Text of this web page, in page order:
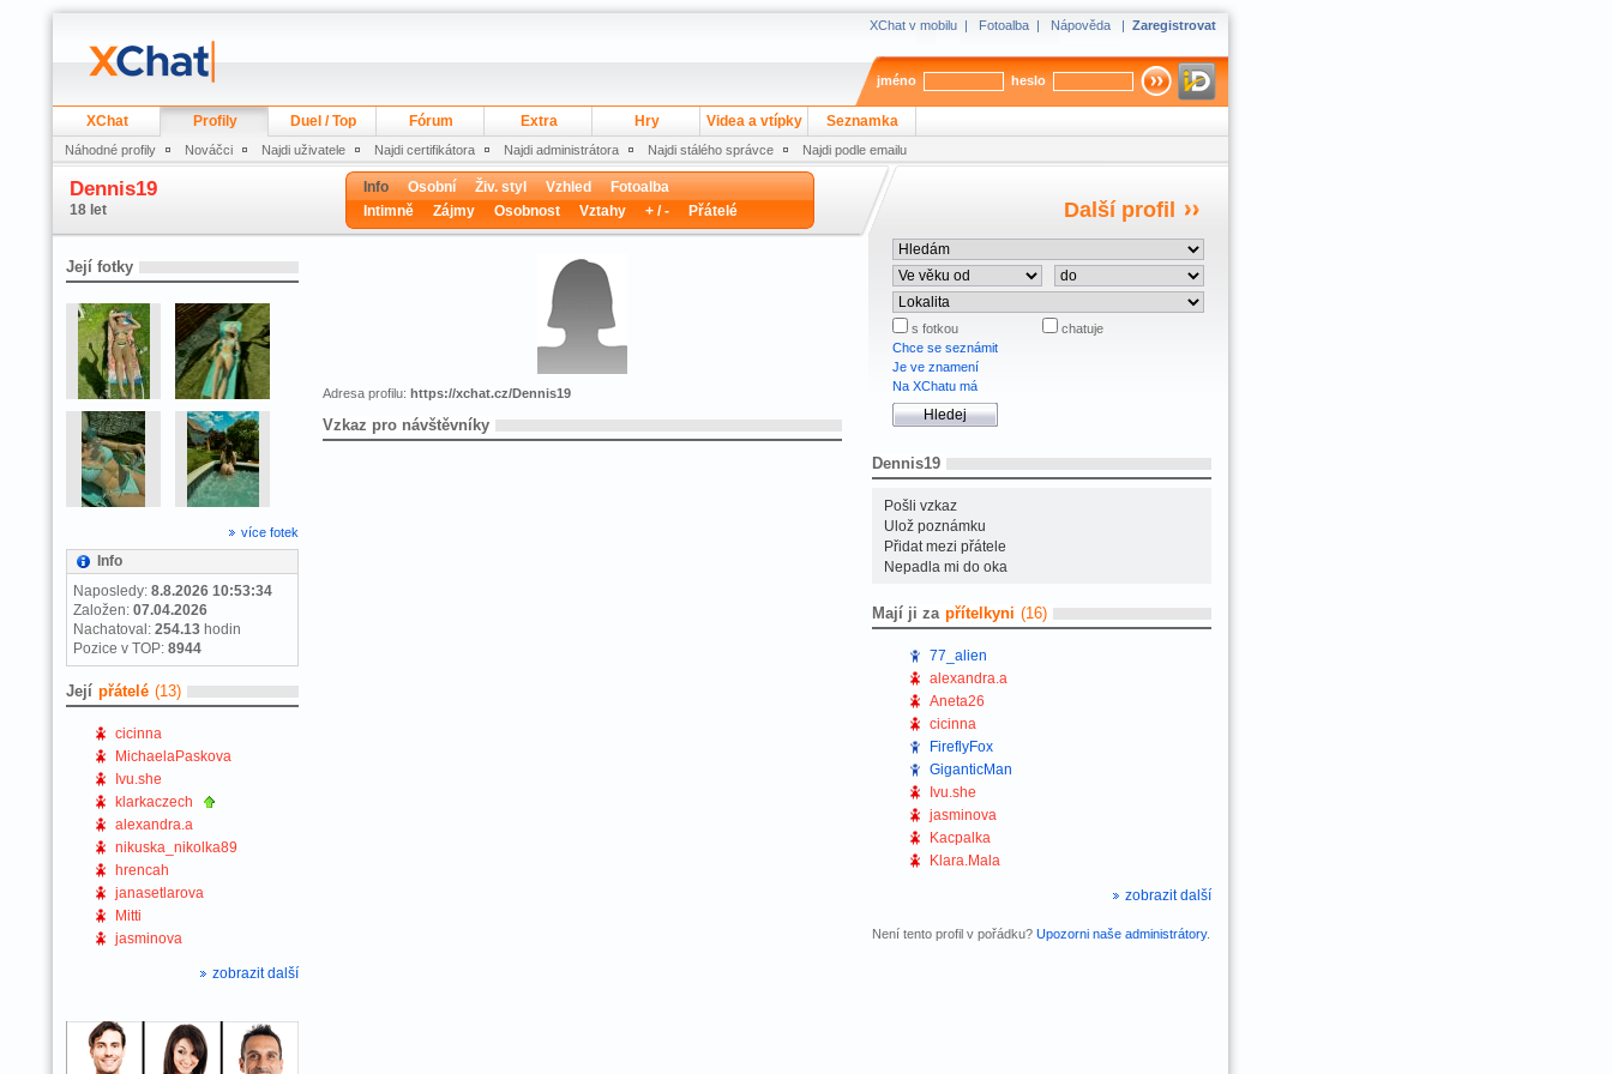
XChat v mobilu | Fotoalba | Nápověda | Zaregistrovat
jméno heslo
XChat Profily Duel / Top Fórum Extra Hry Videa a vtípky Seznamka
Náhodné profily Nováčci Najdi uživatele Najdi certifikátora Najdi administrátora Najdi stálého správce Najdi podle emailu
Dennis19
18 let
Info Osobní Živ. styl Vzhled
Fotoalba
Intimně
Zájmy Osobnost Vztahy + / - Přátelé Další profil
Její fotky
více fotek
Info
Naposledy: 8.8.2026 10:53:34
Založen: 07.04.2026
Nachatoval: 254.13 hodin
Pozice v TOP: 8944
Její přátelé (13)
cicinna
MichaelaPaskova
Ivu.she
klarkaczech
alexandra.a
nikuska_nikolka89
hrencah
janasetlarova
Mitti
jasminova
zobrazit další
Adresa profilu: https://xchat.cz/Dennis19
Vzkaz pro návštěvníky
s fotkou
chatuje
Chce se seznámit
Je ve znamení
Na XChatu má
Dennis19
Pošli vzkaz
Ulož poznámku
Přidat mezi přátele
Nepadla mi do oka
Mají ji za přítelkyni (16)
77_alien
alexandra.a
Aneta26
cicinna
FireflyFox
GiganticMan
Ivu.she
jasminova
Kacpalka
Klara.Mala
zobrazit další
Není tento profil v pořádku? Upozorni naše administrátory.